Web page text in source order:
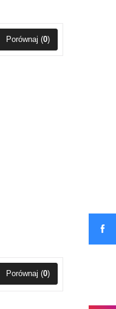
Porównaj (0)
Porównaj (0)